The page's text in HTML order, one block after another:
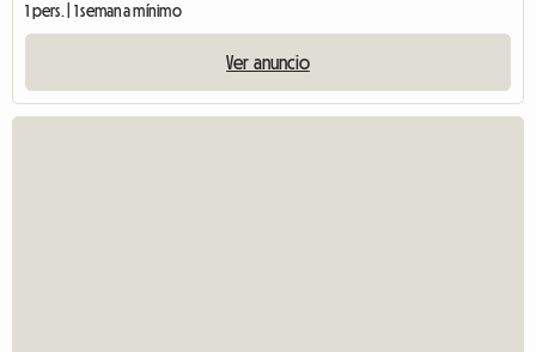
1 pers. | 1 semana mínimo
Ver anuncio